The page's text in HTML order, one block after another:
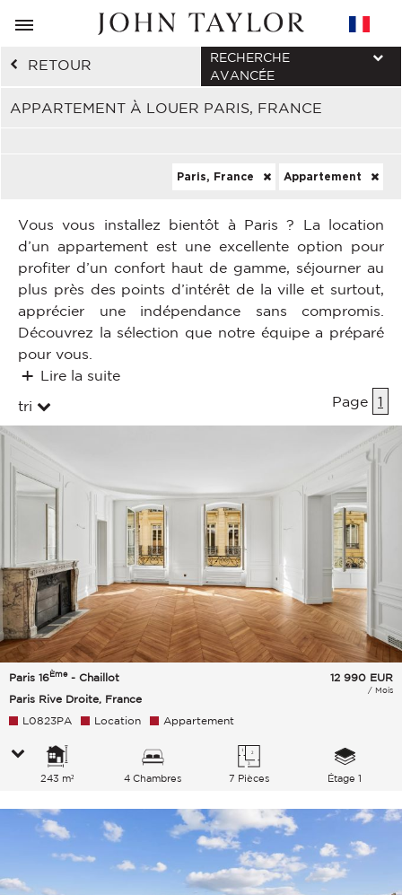
RETOUR
APPARTEMENT À LOUER PARIS, FRANCE
RECHERCHE
AVANCÉE
Paris, France Appartement
Vous vous installez bientôt à Paris ? La location
d’un appartement est une excellente option pour
profiter d’un confort haut de gamme, séjourner au
plus près des points d’intérêt de la ville et surtout,
apprécier une indépendance sans compromis.
Découvrez la sélection que notre équipe a préparé
pour vous.
Lire la suite
tri
Page 1
Paris 16Ème- Chaillot
Paris Rive Droite, France
12 990 EUR
/ Mois
L0823PA Location Appartement
243 m² 4 Chambres 7 Pièces Étage 1